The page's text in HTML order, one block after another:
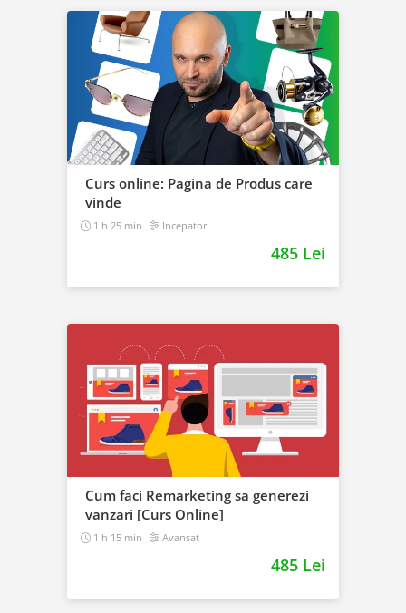
Curs online: Pagina de Produs care
vinde
1 h 25 min Incepator
485 Lei
Cum faci Remarketing sa generezi
vanzari [Curs Online]
1 h 15 min Avansat
485 Lei